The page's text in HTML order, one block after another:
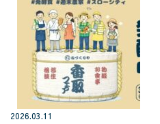
2026.03.11